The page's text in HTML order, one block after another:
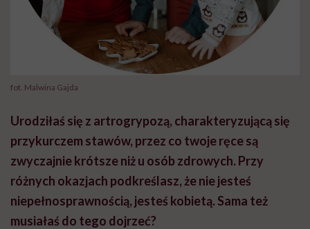
fot. Malwina Gajda
Urodziłaś się z artrogrypozą, charakteryzującą się
przykurczem stawów, przez co twoje ręce są
zwyczajnie krótsze niż u osób zdrowych. Przy
różnych okazjach podkreślasz, że nie jesteś
niepełnosprawnością, jesteś kobietą. Sama też
musiałaś do tego dojrzeć?